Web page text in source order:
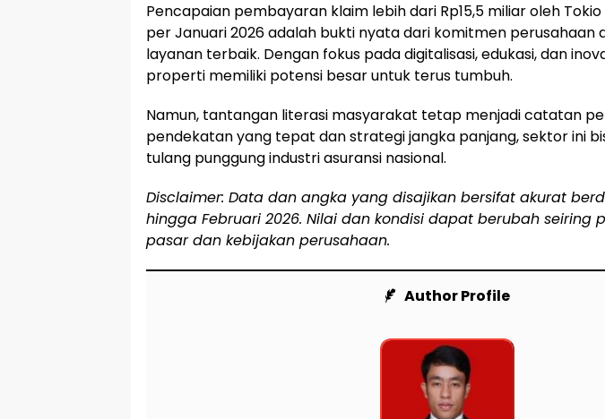
Pencapaian pembayaran klaim lebih dari Rp15,5 miliar oleh
per Januari 2026 adalah bukti nyata dari komitmen perusahaan
layanan terbaik. Dengan fokus pada digitalisasi, edukasi, dan
properti memiliki potensi besar untuk terus tumbuh.
Namun, tantangan literasi masyarakat tetap menjadi catatan
pendekatan yang tepat dan strategi jangka panjang, sektor ini
tulang punggung industri asuransi nasional.
Disclaimer: Data dan angka yang disajikan bersifat akurat
hingga Februari 2026. Nilai dan kondisi dapat berubah seiring
pasar dan kebijakan perusahaan.
Author Profile